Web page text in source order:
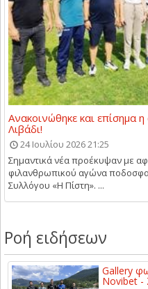
Ανακοινώθηκε και επίσημα
Λιβάδι!
24 Ιουλίου 2026 21:25
Σημαντικά νέα προέκυψαν με
φιλανθρωπικού αγώνα
Συλλόγου «Η Πίστη». ...
Ροή ειδήσεων
Gallery
Novibet -